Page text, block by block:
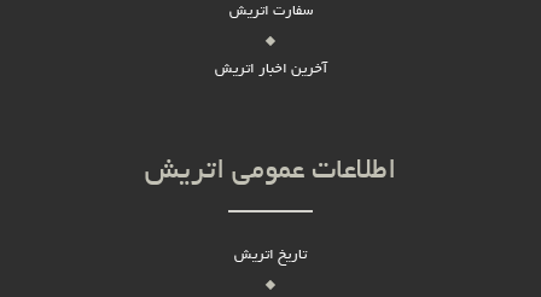
سفارت اتریش
آخرین اخبار اتریش
اطلاعات عمومی اتریش
تاریخ اتریش